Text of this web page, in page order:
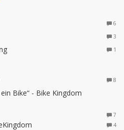
6
3
1
8
Bike“ - Bike Kingdom
7
4